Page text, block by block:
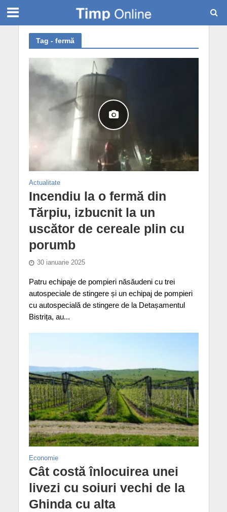
Tag - fermă
Actualitate
Incendiu la o fermă din
Tărpiu, izbucnit la un
uscător de cereale plin cu
porumb
30 ianuarie 2025
Patru echipaje de pompieri năsăudeni cu trei
autospeciale de stingere și un echipaj de pompieri
cu autospecială de stingere de la Detașamentul
Bistrița, au...
Economie
Cât costă înlocuirea unei
livezi cu soiuri vechi de la
Ghinda cu alta